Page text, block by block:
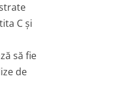
C și
să fie
de